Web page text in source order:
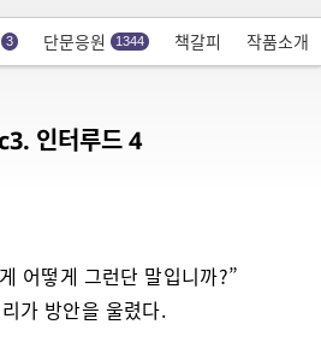
3 단문응원 1344 책갈피 작품소개
인터루드 4
어떻게 그런단 말입니까?”
가 방안을 울렸다.